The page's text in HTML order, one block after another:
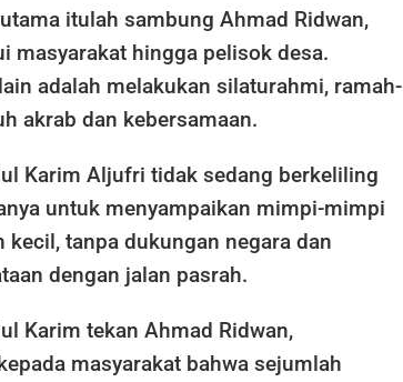
itulah sambung Ahmad Ridwan,
masyarakat hingga pelisok desa.
adalah melakukan silaturahmi, ramah-
akrab dan kebersamaan.
Karim Aljufri tidak sedang berkeliling
untuk menyampaikan mimpi-mimpi
kecil, tanpa dukungan negara dan
dengan jalan pasrah.
Karim tekan Ahmad Ridwan,
masyarakat bahwa sejumlah